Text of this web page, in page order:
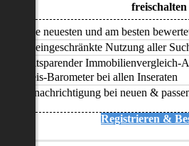
freischalten
Alle neuesten und am besten
Uneingeschränkte Nutzung aller
Zeitsparender
Preis-Barometer bei allen Inseraten
Benachrichtigung bei neuen &
Registrieren &